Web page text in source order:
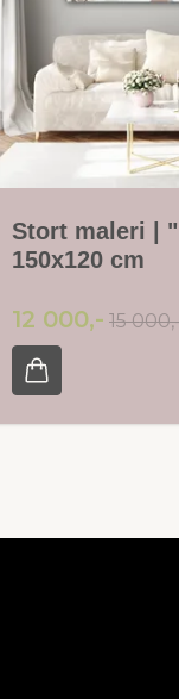
Stort maleri |
150x120 cm
12 000,- 15